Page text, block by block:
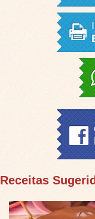
Receitas